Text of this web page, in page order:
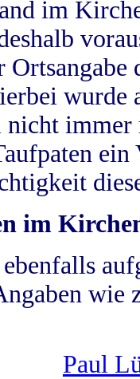
im
wurde
nicht
im
wie
Paul